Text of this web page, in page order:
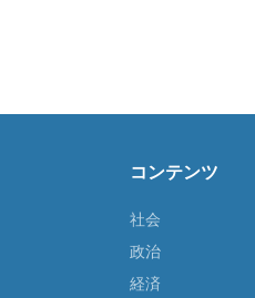
コンテンツ
社会
政治
経済